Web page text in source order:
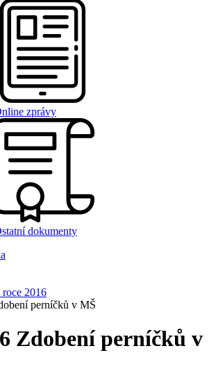
zprávy
dokumenty
2016
perníčků v MŠ
Zdobení perníčků v